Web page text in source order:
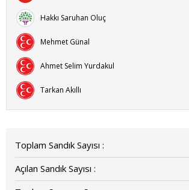
Hakkı Saruhan Oluç
Mehmet Günal
Ahmet Selim Yurdakul
Tarkan Akıllı
Toplam Sandık Sayısı :
Açılan Sandık Sayısı :